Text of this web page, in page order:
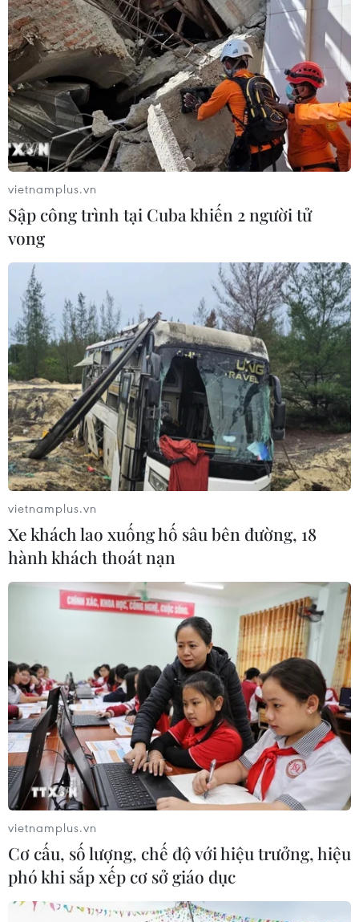
vietnamplus.vn
Sập công trình tại Cuba khiến 2 người tử
vong
vietnamplus.vn
Xe khách lao xuống hố sâu bên đường, 18
hành khách thoát nạn
vietnamplus.vn
Cơ cấu, số lượng, chế độ với hiệu trưởng, hiệu
phó khi sắp xếp cơ sở giáo dục